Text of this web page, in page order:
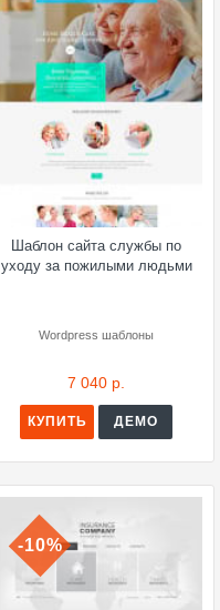
Шаблон сайта службы по
уходу за пожилыми людьми
Wordpress шаблоны
7 040 р.
КУПИТЬ ДЕМО
-10%